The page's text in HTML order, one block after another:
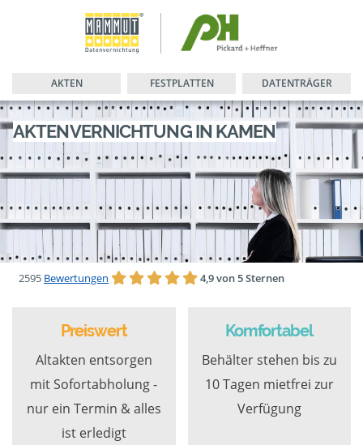
AKTEN FESTPLATTEN DATENTRÄGER
AKTENVERNICHTUNG IN KAMEN
2595 Bewertungen 4,9 von 5 Sternen
Preiswert
Altakten entsorgen
mit Sofortabholung -
nur ein Termin & alles
ist erledigt
Komfortabel
Behälter stehen bis zu
10 Tagen mietfrei zur
Verfügung